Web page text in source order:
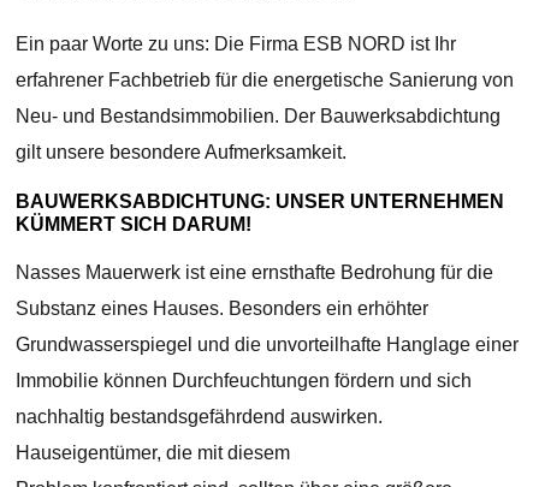
Ein paar Worte zu uns: Die Firma ESB NORD ist Ihr
erfahrener Fachbetrieb für die energetische Sanierung von
Neu- und Bestandsimmobilien. Der Bauwerksabdichtung
gilt unsere besondere Aufmerksamkeit.
BAUWERKSABDICHTUNG: UNSER UNTERNEHMEN
KÜMMERT SICH DARUM!
Nasses Mauerwerk ist eine ernsthafte Bedrohung für die
Substanz eines Hauses. Besonders ein erhöhter
Grundwasserspiegel und die unvorteilhafte Hanglage einer
Immobilie können Durchfeuchtungen fördern und sich
nachhaltig bestandsgefährdend auswirken.
Hauseigentümer, die mit diesem